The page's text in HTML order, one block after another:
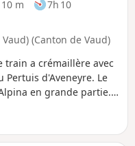
m
7h 10
(Canton de Vaud)
train a crémaillère avec
d'Aveneyre. Le
en grande partie.